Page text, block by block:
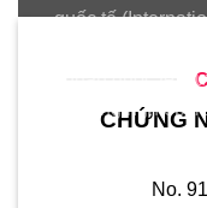
quốc tế
chuẩn quốc tế,
và công nghiệp
CHỨNG
No.